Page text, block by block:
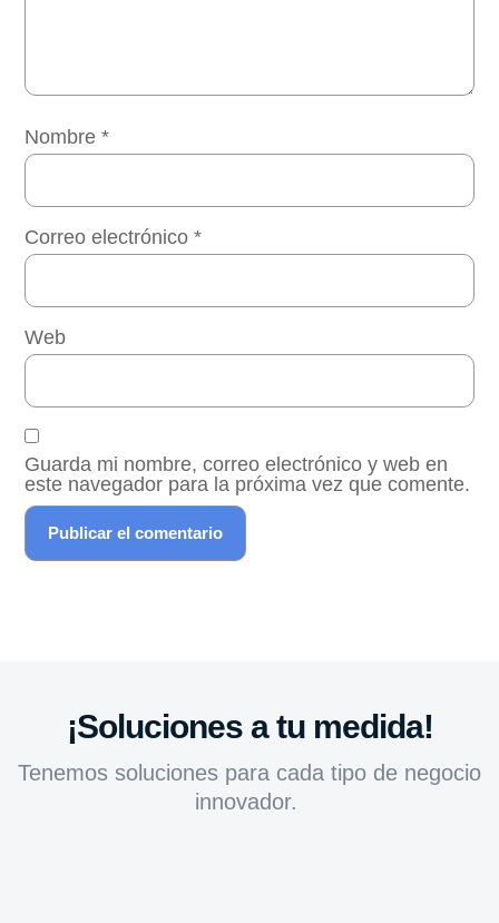
Nombre*
Correo electrónico*
Web
Guarda mi nombre, correo electrónico y web en
este navegador para la próxima vez que comente.
¡Soluciones a tu medida!
Tenemos soluciones para cada tipo de negocio
innovador.